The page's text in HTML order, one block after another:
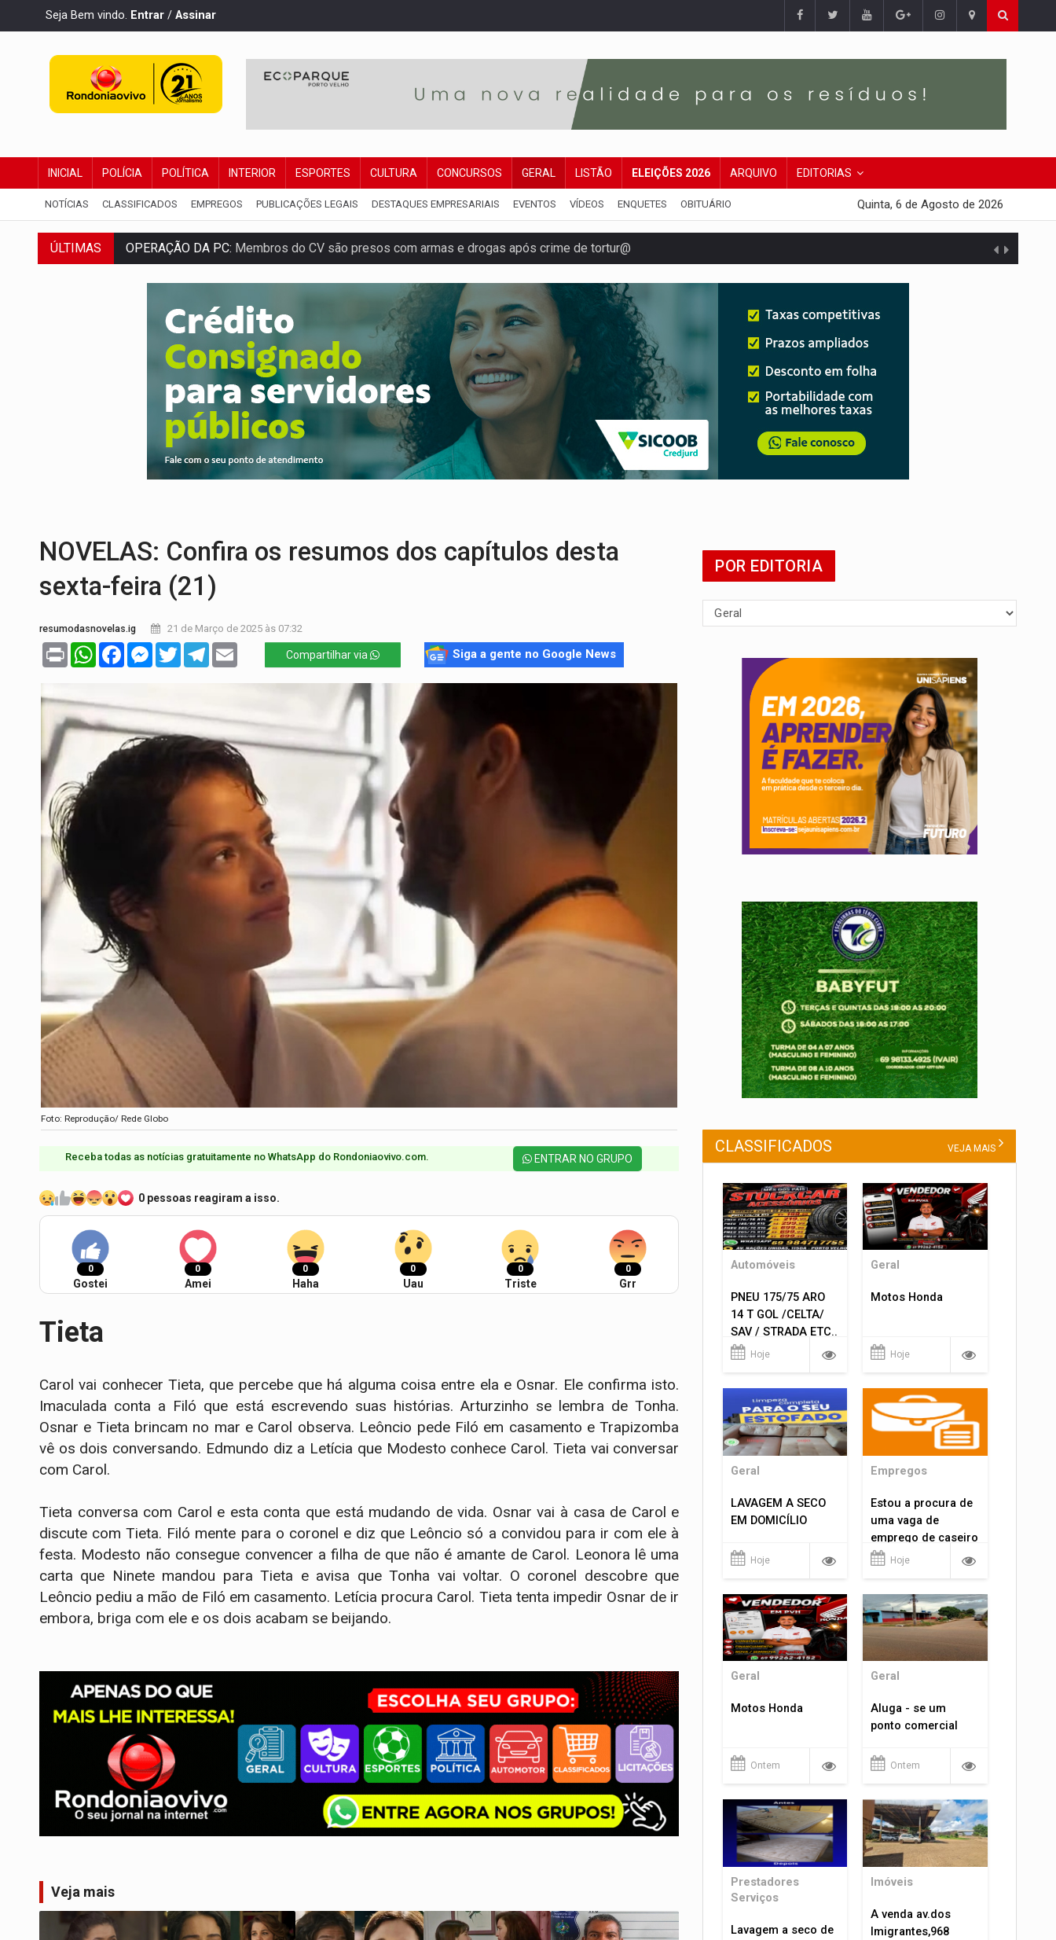
Seja Bem vindo. Entrar / Assinar
INICIAL POLÍCIA POLÍTICA INTERIOR ESPORTES CULTURA CONCURSOS GERAL LISTÃO ELEIÇÕES 2026 ARQUIVO EDITORIAS
NOTÍCIAS CLASSIFICADOS EMPREGOS PUBLICAÇÕES LEGAIS DESTAQUES EMPRESARIAIS EVENTOS VÍDEOS ENQUETES OBITUÁRIO Quinta, 6 de Agosto de 2026
ÚLTIMAS OPERAÇÃO DA PC: Membros do CV são presos com armas e drogas após crime de tortur@
ENTRADA GRATUITA:Espetáculo As Marias Somos Nós será apresentado na capital
Três são presos após furto de motocicleta em frente de academia
CELEBRAÇÃO: Cerejeiras completa 43 anos de emancipação com programação esportiva
Anvisa desmente boato sobre presença de plástico ou petróleo em ovos
Pitbulls fogem de residência e atacam casal de idosos na zona Leste
AÇÃO CONJUNTA:Forças policiais apreendem cerca de 1kg de ouro em Rondônia
PF ESTÁ APURANDO:Flávio Bolsonaro escolhe Alfredo Gaspar como vice, alvo de denúncia por estupro
NOVELAS: Confira os resumos dos capítulos desta
sexta-feira (21)
resumodasnovelas.ig 21 de Março de 2025 às 07:32
Print WhatsAppFacebookMessenger
TwitterTelegram Compartilhar via Siga a gente no Google News
Foto: Reprodução/ Rede Globo
Receba todas as notícias gratuitamente no WhatsApp do Rondoniaovivo.com.​ ENTRAR NO GRUPO
0 pessoas reagiram a isso.
0
Gostei
0
Amei
0
Haha
0
Uau
0
Triste
0
Grr
Tieta
Carol vai conhecer Tieta, que percebe que há alguma coisa entre ela e Osnar. Ele confirma isto.
Imaculada conta a Filó que está escrevendo suas histórias. Arturzinho se lembra de Tonha.
Osnar e Tieta brincam no mar e Carol observa. Leôncio pede Filó em casamento e Trapizomba
vê os dois conversando. Edmundo diz a Letícia que Modesto conhece Carol. Tieta vai conversar
com Carol.
Tieta conversa com Carol e esta conta que está mudando de vida. Osnar vai à casa de Carol e
discute com Tieta. Filó mente para o coronel e diz que Leôncio só a convidou para ir com ele à
festa. Modesto não consegue convencer a filha de que não é amante de Carol. Leonora lê uma
carta que Ninete mandou para Tieta e avisa que Tonha vai voltar. O coronel descobre que
Leôncio pediu a mão de Filó em casamento. Letícia procura Carol. Tieta tenta impedir Osnar de ir
embora, briga com ele e os dois acabam se beijando.
Veja mais
POR EDITORIA
CLASSIFICADOS VEJA MAIS
Automóveis
PNEU 175/75 ARO
14 T GOL /CELTA/
SAV / STRADA ETC..
R$ 219,99
Hoje
Geral
Motos Honda
Hoje
Geral
LAVAGEM A SECO
EM DOMICÍLIO
Hoje
Empregos
Estou a procura de
uma vaga de
emprego de caseiro
em porto velho
Hoje
Geral
Motos Honda
Ontem
Geral
Aluga - se um
ponto comercial
Ontem
Prestadores
Serviços
Lavagem a seco de
Imóveis
A venda av.dos
Imigrantes,968